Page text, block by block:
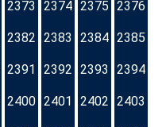
2373 2374 2375 2376
2382 2383 2384 2385
2391 2392 2393 2394
2400 2401 2402 2403